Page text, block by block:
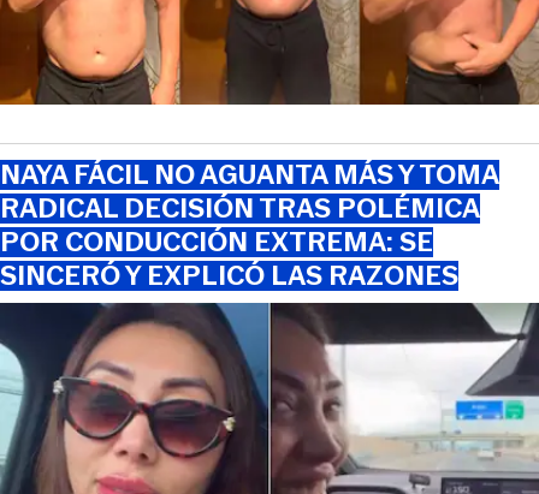
NAYA FÁCIL NO AGUANTA MÁS Y TOMA
RADICAL DECISIÓN TRAS POLÉMICA
POR CONDUCCIÓN EXTREMA: SE
SINCERÓ Y EXPLICÓ LAS RAZONES